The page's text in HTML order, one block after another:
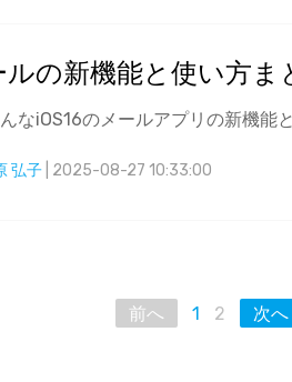
ルの新機能と使い方ま
なiOS16のメールアプリの新機能
弘子 | 2025-08-27 10:33:00
前へ 1 2 次へ